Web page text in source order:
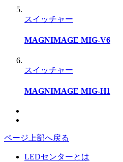
スイッチャー
MAGNIMAGE MIG-V6
スイッチャー
MAGNIMAGE MIG-H1
ページ上部へ戻る
LEDセンターとは